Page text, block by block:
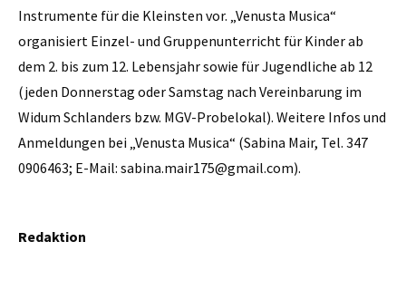
Instrumente für die Kleinsten vor. „Venusta Musica“
organisiert Einzel- und Gruppenunterricht für Kinder ab
dem 2. bis zum 12. Lebensjahr sowie für Jugendliche ab 12
(jeden Donnerstag oder Samstag nach Vereinbarung im
Widum Schlanders bzw. MGV-Probelokal). Weitere Infos und
Anmeldungen bei „Venusta Musica“ (Sabina Mair, Tel. 347
0906463; E-Mail: sabina.mair175@gmail.com).
Redaktion